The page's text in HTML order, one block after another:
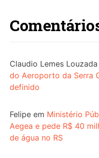
Claudio Lemes Louzada
do Aeroporto da Serra
definido
Felipe em Ministério
Aegea e pede R$ 40
de água no RS